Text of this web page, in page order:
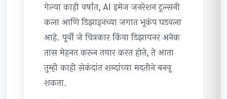
गेल्या काही वर्षांत, AI इमेज जनरेशन टूल्सनी
कला आणि डिझाइनच्या जगात भूकंप घडवला
आहे. पूर्वी जे चित्रकार किंवा डिझायनर अनेक
तास मेहनत करून तयार करत होते, ते आता
तुम्ही काही सेकंदांत शब्दांच्या मदतीने बनवू
शकता.